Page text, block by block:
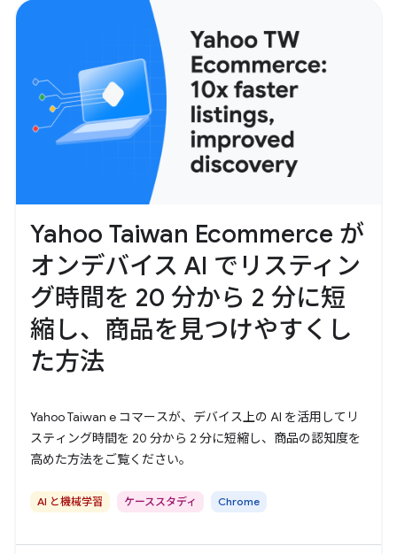
Yahoo Taiwan Ecommerce が
オンデバイス AI でリスティン
グ時間を 20 分から 2 分に短
縮し、商品を見つけやすくし
た方法
Yahoo Taiwan e コマースが、デバイス上の AI を活用してリ
スティング時間を 20 分から 2 分に短縮し、商品の認知度を
高めた方法をご覧ください。
AI と機械学習 ケーススタディ Chrome